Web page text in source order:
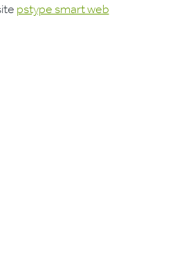
pstype smart web